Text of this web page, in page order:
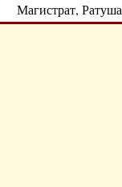
Магистрат,